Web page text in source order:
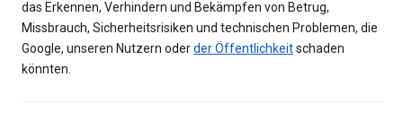
das Erkennen, Verhindern und Bekämpfen von Betrug,
Missbrauch, Sicherheitsrisiken und technischen Problemen, die
Google, unseren Nutzern oderder Öffentlichkeitschaden
könnten.